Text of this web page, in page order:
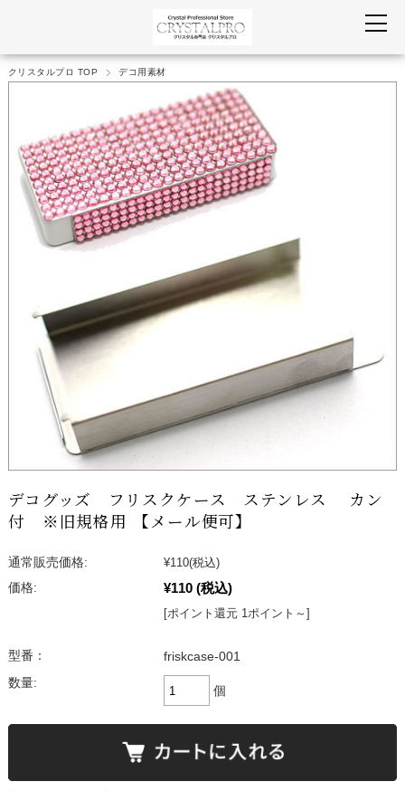
クリスタルプロ TOP デコ用素材
デコグッズ フリスクケース ステンレス カン
付 ※旧規格用 【メール便可】
通常販売価格: ¥110(税込)
価格:
¥110 (税込)
[ポイント還元 1ポイント～]
型番：
friskcase-001
数量:
個